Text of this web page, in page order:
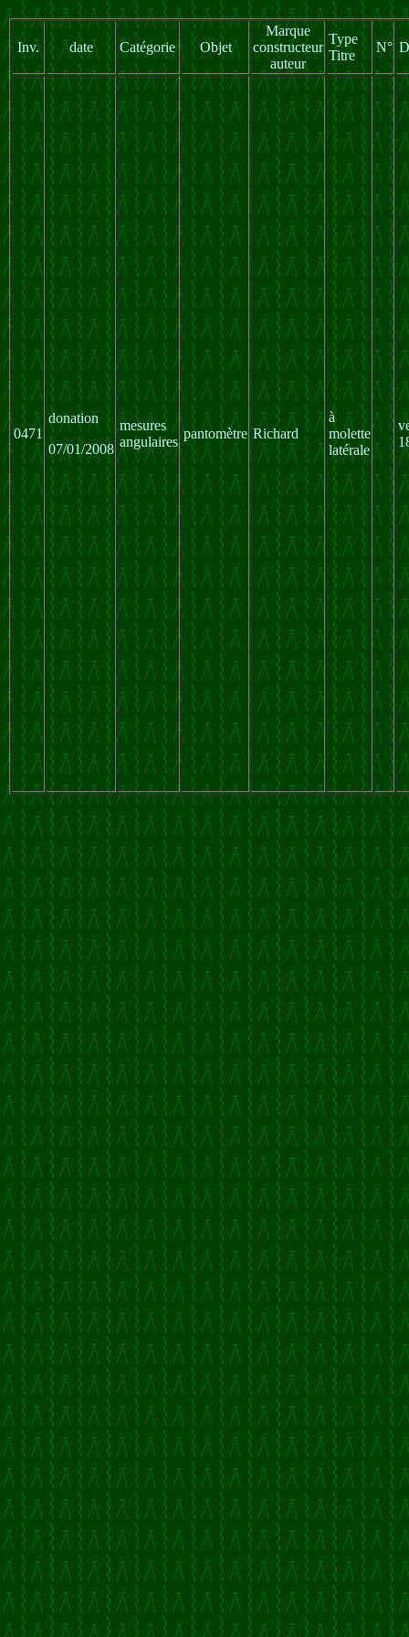
Inv. date Catégorie Objet
Marque
constructeur
auteur
Type
Titre
N°
0471
donation
07/01/2008
mesures
angulaires
pantomètre Richard
à
molette
latérale